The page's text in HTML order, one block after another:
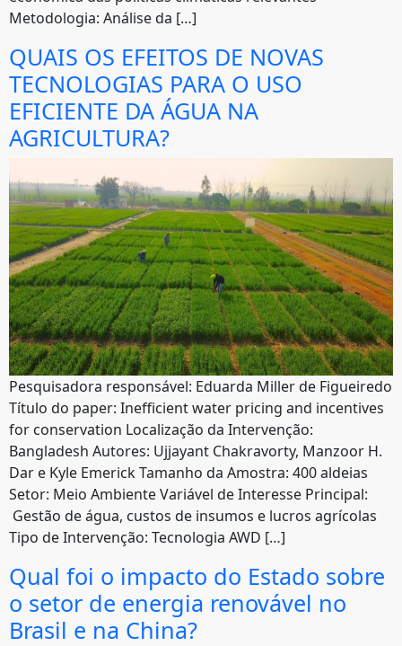
Metodologia: Análise da […]
QUAIS OS EFEITOS DE NOVAS
TECNOLOGIAS PARA O USO
EFICIENTE DA ÁGUA NA
AGRICULTURA?
Pesquisadora responsável: Eduarda Miller de Figueiredo
Título do paper: Inefficient water pricing and incentives
for conservation Localização da Intervenção:
Bangladesh Autores: Ujjayant Chakravorty, Manzoor H.
Dar e Kyle Emerick Tamanho da Amostra: 400 aldeias
Setor: Meio Ambiente Variável de Interesse Principal:
Gestão de água, custos de insumos e lucros agrícolas
Tipo de Intervenção: Tecnologia AWD […]
Qual foi o impacto do Estado sobre
o setor de energia renovável no
Brasil e na China?